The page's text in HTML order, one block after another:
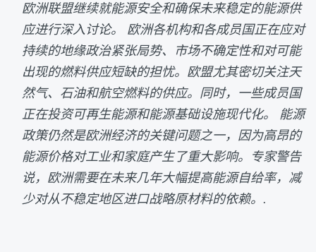
欧洲联盟继续就能源安全和确保未来稳定的能源供
应进行深入讨论。 欧洲各机构和各成员国正在应对
持续的地缘政治紧张局势、市场不确定性和对可能
出现的燃料供应短缺的担忧。欧盟尤其密切关注天
然气、石油和航空燃料的供应。同时，一些成员国
正在投资可再生能源和能源基础设施现代化。 能源
政策仍然是欧洲经济的关键问题之一，因为高昂的
能源价格对工业和家庭产生了重大影响。专家警告
说，欧洲需要在未来几年大幅提高能源自给率，减
少对从不稳定地区进口战略原材料的依赖。.